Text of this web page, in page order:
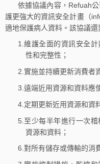
依據協議內容，Refuah
護更強大的資訊安全計畫（
適地保護病人資料。該協議還
1.維護全面的資訊安全
性和完整性；
2.實施並持續更新消費者
3.遠端近用資源和資料應
4.定期更新近用資源和資
5.至少每半年進行一次
資源和資料；
6.對所有儲存或傳輸的消